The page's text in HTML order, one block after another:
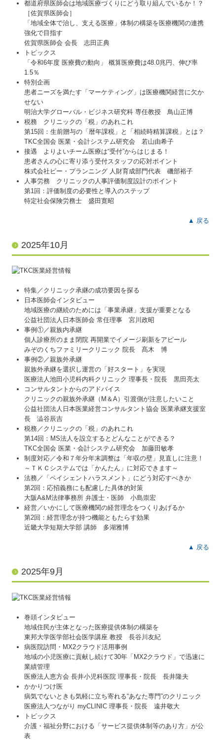
都道府県医師会は地域医療づくりにどう取り組んでいるか！？
［佐賀県医師会］
「地域全体で治し、支える医療」体制の構築を医療機関の連携
強化で目指す
佐賀県医師会 会長 志田正典
トピックス
「令和6年度 医療費の動向」 概算医療費は48.0兆円、伸び率
1.5％
特別企画
患者ニーズを満たす「マーケティング」は医療機関経営に欠か
せない
明治大学グローバル・ビジネス研究科 専任教授 鳥山正博
税務 クリニックの「税」のあれこれ
第15回：生前贈与の「暦年課税」と「相続時精算課税」とは？
TKC全国会 医業・会計システム研究会 若山由希子
接遇 よりよいチーム医療は“受付”からはじまる！
患者さんの心に寄り添う受付スタッフの応対ポイント
株式会社ビー・プランニング 人財育成部門代表 磯部裕子
人事労務 クリニックの人事評価制度設計のポイント
第1回：評価制度の必要性と導入のステップ
特定社会保険労務士 盛田寛昭
▲ 戻る
2025年10月
特集／クリニック承継の成功要因を探る
日本医師会インタビュー
地域医療の継続のためには「事業承継」支援が重要となる
公益社団法人日本医師会 常任理事 宮川政昭
事例①／親族内承継
個人診療所のまま閉院 再開業でイメージ刷新をアピール
みぞのくちファミリークリニック 院長 髙木 博
事例②／親族外承継
親族外承継を選択し運営の「好スタート」を実現
医療法人池田小児科内科クリニック 理事長・院長 黒田亮太
コンサルタントからのアドバイス
クリニックの親族外承継（M＆A）引渡側が注意したいこと
公益社団法人日本医業経営コンサルタント協会 医業承継支援室
長 澁谷辰吉
税務／クリニックの「税」のあれこれ
第14回：MS法人を設立するとどんなことができる？
TKC全国会 医業・会計システム研究会 加藤田敏孝
制度対応／令和７年分年末調整は「年収の壁」見直しに注意！
～ＴＫＣシステムでは「かんたん」に対応できます～
法務／「ペイシェントハラスメント」にどう対応すべきか
第2回：応招義務にも配慮した具体的対策
大阪A&M法律事務所 弁護士・医師 小島崇宏
経営／いかにして医療機関の経営理念をつくりあげるか
第2回：経営理念が持つ機能ともたらす効果
近畿大学短期大学部 講師 多湖雅博
▲ 戻る
2025年9月
巻頭インタビュー
地域住民が主体となった医療提供体制の構築を
東邦大学医学部社会医学講座 教授 長谷川友紀
病医院訪問・MX2クラウド活用事例
地域の小児医療に貢献し続けて30年「MX2クラウド」で迅速に
業績管理
医療法人恵方会 長井小児科医院 理事長・院長 長井隆夫
かかりつけ医
病気でないときも気軽に立ち寄れる“あなた専門”のクリニック
医療法人つながり myCLINIC 理事長・院長 遠井敬大
トピックス
介護・福祉分野における「サービス提供体制等のあり方」が公
表